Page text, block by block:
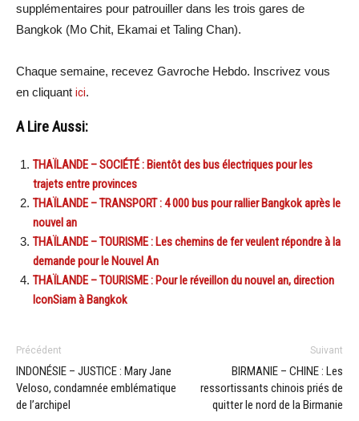
supplémentaires pour patrouiller dans les trois gares de
Bangkok (Mo Chit, Ekamai et Taling Chan).
Chaque semaine, recevez Gavroche Hebdo. Inscrivez vous
en cliquant ici.
A Lire Aussi:
THAÏLANDE – SOCIÉTÉ : Bientôt des bus électriques pour les
trajets entre provinces
THAÏLANDE – TRANSPORT : 4 000 bus pour rallier Bangkok après le
nouvel an
THAÏLANDE – TOURISME : Les chemins de fer veulent répondre à la
demande pour le Nouvel An
THAÏLANDE – TOURISME : Pour le réveillon du nouvel an, direction
IconSiam à Bangkok
Précédent
INDONÉSIE – JUSTICE : Mary Jane
Veloso, condamnée emblématique
de l’archipel
Suivant
BIRMANIE – CHINE : Les
ressortissants chinois priés de
quitter le nord de la Birmanie